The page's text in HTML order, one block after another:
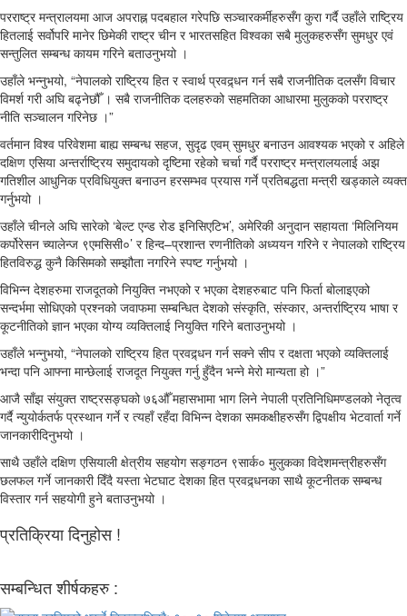
परराष्ट्र मन्त्रालयमा आज अपराह्न पदबहाल गरेपछि सञ्चारकर्मीहरुसँग कुरा गर्दै उहाँले राष्ट्रिय
हितलाई सर्वोपरि मानेर छिमेकी राष्ट्र चीन र भारतसहित विश्वका सबै मुलुकहरुसँग सुमधुर एवं
सन्तुलित सम्बन्ध कायम गरिने बताउनुभयो ।
उहाँले भन्नुभयो, “नेपालको राष्ट्रिय हित र स्वार्थ प्रवद्र्धन गर्न सबै राजनीतिक दलसँग विचार
विमर्श गरी अघि बढ्नेछौँ । सबै राजनीतिक दलहरुको सहमतिका आधारमा मुलुकको परराष्ट्र
नीति सञ्चालन गरिनेछ ।”
वर्तमान विश्व परिवेशमा बाह्य सम्बन्ध सहज, सुदृढ एवम् सुमधुर बनाउन आवश्यक भएको र अहिले
दक्षिण एसिया अन्तर्राष्ट्रिय समुदायको दृष्टिमा रहेको चर्चा गर्दै परराष्ट्र मन्त्रालयलाई अझ
गतिशील आधुनिक प्रविधियुक्त बनाउन हरसम्भव प्रयास गर्ने प्रतिबद्धता मन्त्री खड्काले व्यक्त
गर्नुभयो ।
उहाँले चीनले अघि सारेको ‘बेल्ट एन्ड रोड इनिसिएटिभ’, अमेरिकी अनुदान सहायता ‘मिलिनियम
कर्पोरेसन च्यालेन्ज ९एमसिसी०’ र हिन्द–प्रशान्त रणनीतिको अध्ययन गरिने र नेपालको राष्ट्रिय
हितविरुद्ध कुनै किसिमको सम्झौता नगरिने स्पष्ट गर्नुभयो ।
विभिन्न देशहरुमा राजदूतको नियुक्ति नभएको र भएका देशहरुबाट पनि फिर्ता बोलाइएको
सन्दर्भमा सोधिएको प्रश्नको जवाफमा सम्बन्धित देशको संस्कृति, संस्कार, अन्तर्राष्ट्रिय भाषा र
कूटनीतिको ज्ञान भएका योग्य व्यक्तिलाई नियुक्ति गरिने बताउनुभयो ।
उहाँले भन्नुभयो, “नेपालको राष्ट्रिय हित प्रवद्र्धन गर्न सक्ने सीप र दक्षता भएको व्यक्तिलाई
भन्दा पनि आफ्ना मान्छेलाई राजदूत नियुक्त गर्नु हुँदैन भन्ने मेरो मान्यता हो ।”
आजै साँझ संयुक्त राष्ट्रसङ्घको ७६औँ महासभामा भाग लिने नेपाली प्रतिनिधिमण्डलको नेतृत्व
गर्दै न्युयोर्कतर्फ प्रस्थान गर्ने र त्यहाँ रहँदा विभिन्न देशका समकक्षीहरुसँग द्विपक्षीय भेटवार्ता गर्ने
जानकारीदिनुभयो ।
साथै उहाँले दक्षिण एसियाली क्षेत्रीय सहयोग सङ्गठन ९सार्क० मुलुकका विदेशमन्त्रीहरुसँग
छलफल गर्ने जानकारी दिँदै यस्ता भेटघाट देशका हित प्रवद्र्धनका साथै कूटनीतक सम्बन्ध
विस्तार गर्न सहयोगी हुने बताउनुभयो ।
प्रतिक्रिया दिनुहोस !
सम्बन्धित शीर्षकहरु :